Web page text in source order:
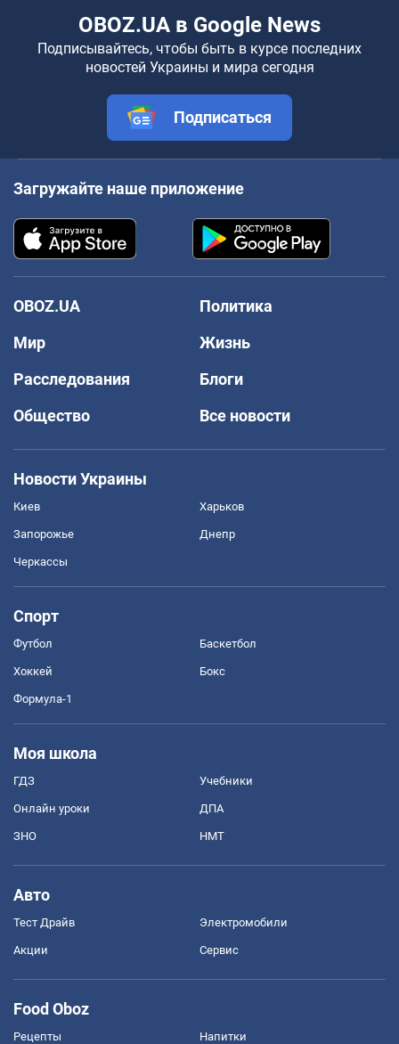
OBOZ.UA в Google News
Подписывайтесь, чтобы быть в курсе последних
новостей Украины и мира сегодня
Подписаться
Загружайте наше приложение
OBOZ.UA
Политика
Мир
Жизнь
Расследования
Блоги
Общество
Все новости
Новости Украины
Киев Харьков
Запорожье Днепр
Черкассы
Спорт
Футбол Баскетбол
Хоккей Бокс
Формула-1
Моя школа
ГДЗ Учебники
Онлайн уроки ДПА
ЗНО НМТ
Авто
Тест Драйв Электромобили
Акции Сервис
Food Oboz
Рецепты Напитки